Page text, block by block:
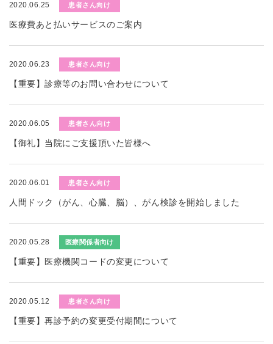
2020.06.25 患者さん向け
医療費あと払いサービスのご案内
2020.06.23 患者さん向け
【重要】診療等のお問い合わせについて
2020.06.05 患者さん向け
【御礼】当院にご支援頂いた皆様へ
2020.06.01 患者さん向け
人間ドック（がん、心臓、脳）、がん検診を開始しました
2020.05.28 医療関係者向け
【重要】医療機関コードの変更について
2020.05.12 患者さん向け
【重要】再診予約の変更受付期間について